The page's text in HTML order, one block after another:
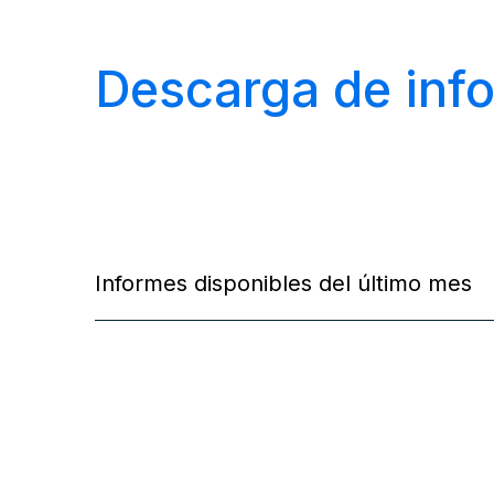
Descarga de
Informes disponibles del último mes